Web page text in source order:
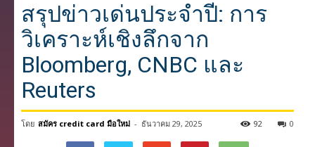
สรุปข่าวเด่นประจำปี: การ
วิเคราะห์เชิงลึกจาก
Bloomberg, CNBC และ
Reuters
โดย สมัคร credit card มือใหม่ - ธันวาคม 29, 2025 0
92